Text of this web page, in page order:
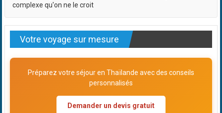
complexe qu'on ne le croit
Votre voyage sur mesure
Préparez votre séjour en Thaïlande avec des conseils
personnalisés
Demander un devis gratuit